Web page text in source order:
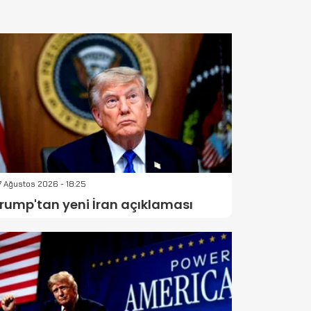
Ağustos 2026 - 18:25
yeni İran açıklaması